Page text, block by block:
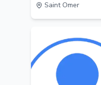
Saint Omer